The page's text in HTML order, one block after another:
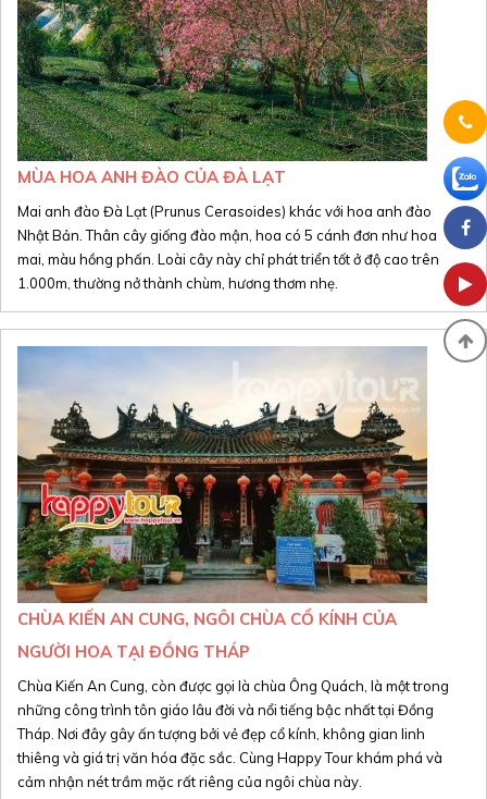
MÙA HOA ANH ĐÀO CỦA ĐÀ LẠT
Mai anh đào Đà Lạt (Prunus Cerasoides) khác với hoa anh đào
Nhật Bản. Thân cây giống đào mận, hoa có 5 cánh đơn như hoa
mai, màu hồng phấn. Loài cây này chỉ phát triển tốt ở độ cao trên
1.000m, thường nở thành chùm, hương thơm nhẹ.
CHÙA KIẾN AN CUNG, NGÔI CHÙA CỔ KÍNH CỦA
NGƯỜI HOA TẠI ĐỒNG THÁP
Chùa Kiến An Cung, còn được gọi là chùa Ông Quách, là một trong
những công trình tôn giáo lâu đời và nổi tiếng bậc nhất tại Đồng
Tháp. Nơi đây gây ấn tượng bởi vẻ đẹp cổ kính, không gian linh
thiêng và giá trị văn hóa đặc sắc. Cùng Happy Tour khám phá và
cảm nhận nét trầm mặc rất riêng của ngôi chùa này.